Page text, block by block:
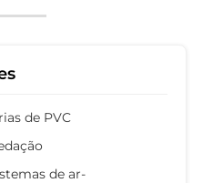
de PVC
de ar-